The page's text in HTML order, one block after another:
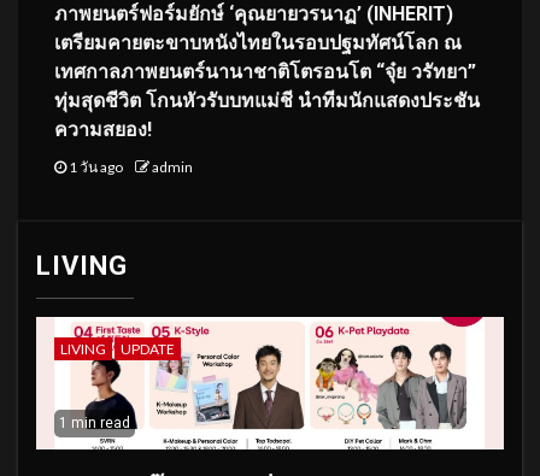
ภาพยนตร์ฟอร์มยักษ์ ‘คุณยายวรนาฏ’ (INHERIT)
เตรียมคายตะขาบหนังไทยในรอบปฐมทัศน์โลก ณ
เทศกาลภาพยนตร์นานาชาติโตรอนโต “จุ๋ย วรัทยา”
ทุ่มสุดชีวิต โกนหัวรับบทแม่ชี นำทีมนักแสดงประชัน
ความสยอง!
1 วัน ago admin
LIVING
LIVING UPDATE
1 min read